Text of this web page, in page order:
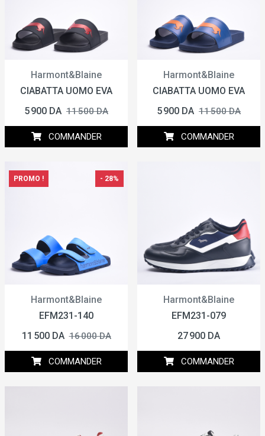
Harmont&Blaine
CIABATTA UOMO EVA
5 900 DA 11 500 DA
COMMANDER
Harmont&Blaine
CIABATTA UOMO EVA
5 900 DA 11 500 DA
COMMANDER
Harmont&Blaine
EFM231-140
PROMO ! - 28%
11 500 DA 16 000 DA
COMMANDER
Harmont&Blaine
EFM231-079
27 900 DA
COMMANDER